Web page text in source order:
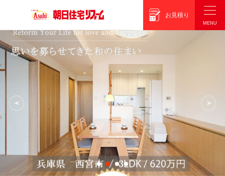
お見積り